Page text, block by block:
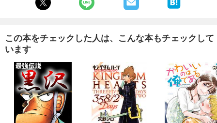
この本をチェックした人は、こんな本もチェックして
います